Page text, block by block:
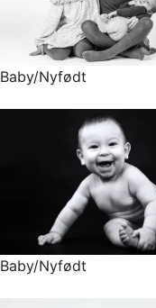
Baby/Nyfødt
Baby/Nyfødt